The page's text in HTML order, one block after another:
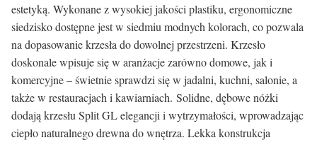
estetyką. Wykonane z wysokiej jakości plastiku, ergonomiczne
siedzisko dostępne jest w siedmiu modnych kolorach, co pozwala
na dopasowanie krzesła do dowolnej przestrzeni. Krzesło
doskonale wpisuje się w aranżacje zarówno domowe, jak i
komercyjne – świetnie sprawdzi się w jadalni, kuchni, salonie, a
także w restauracjach i kawiarniach. Solidne, dębowe nóżki
dodają krzesłu Split GL elegancji i wytrzymałości, wprowadzając
ciepło naturalnego drewna do wnętrza. Lekka konstrukcja